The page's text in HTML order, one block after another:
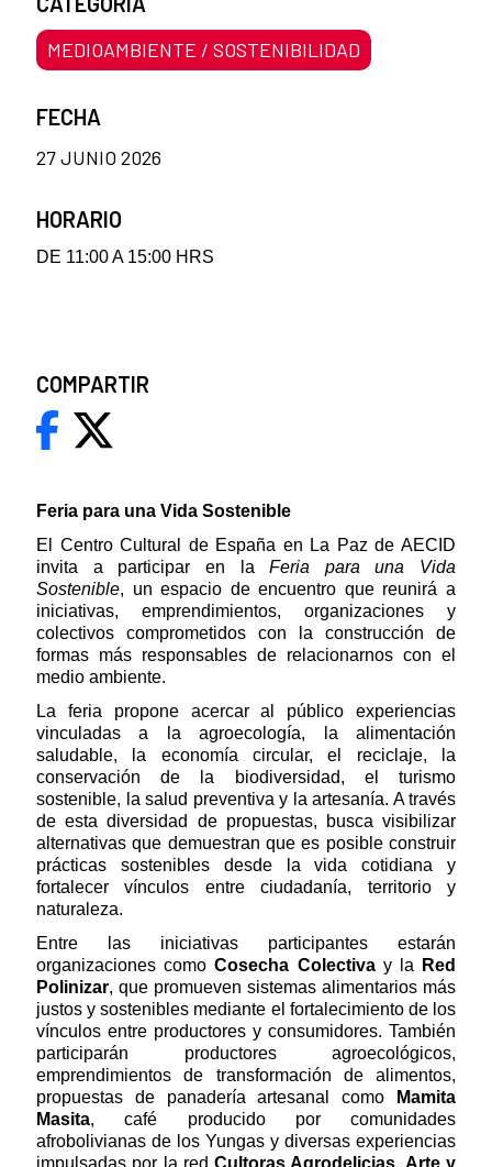
Feria para una Vida Sostenible
El Centro Cultural de España en La Paz de AECID
invita a participar en laFeria para una Vida
Sostenible, un espacio de encuentro que reunirá a
iniciativas, emprendimientos, organizaciones y
colectivos comprometidos con la construcción de
formas más responsables de relacionarnos con el
medio ambiente.
La feria propone acercar al público experiencias
vinculadas a la agroecología, la alimentación
saludable, la economía circular, el reciclaje, la
conservación de la biodiversidad, el turismo
sostenible, la salud preventiva y la artesanía. A través
de esta diversidad de propuestas, busca visibilizar
alternativas que demuestran que es posible construir
prácticas sostenibles desde la vida cotidiana y
fortalecer vínculos entre ciudadanía, territorio y
naturaleza.
Entre las iniciativas participantes estarán
organizaciones comoCosecha Colectivay la
Red
Polinizar, que promueven sistemas alimentarios más
justos y sostenibles mediante el fortalecimiento de los
vínculos entre productores y consumidores. También
participarán productores agroecológicos,
emprendimientos de transformación de alimentos,
propuestas de panadería artesanal como
Mamita
Masita, café producido por comunidades
afrobolivianas de los Yungas y diversas experiencias
MEDIOAMBIENTE / SOSTENIBILIDAD
FECHA
27 JUNIO 2026
HORARIO
DE 11:00 A 15:00 HRS
COMPARTIR